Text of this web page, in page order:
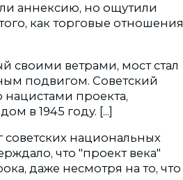
аннексию, но ощутили
как торговые отношения
своими ветрами, мост стал
подвигом. Советский
нацистами проекта,
в 1945 году. [...]
национальных
что "проект века"
даже несмотря на то, что